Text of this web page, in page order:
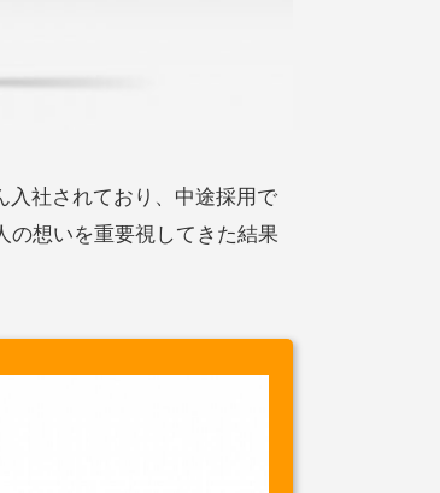
入社されており、中途採用で
の想いを重要視してきた結果